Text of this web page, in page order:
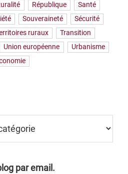
République
Santé
Souveraineté
Sécurité
ruraux
Transition
Union européenne
Urbanisme
par email.